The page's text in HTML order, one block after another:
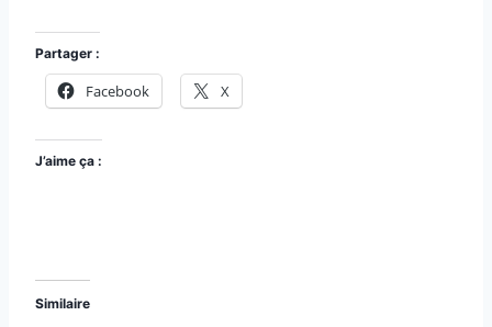
Partager :
Facebook X
J’aime ça :
Similaire